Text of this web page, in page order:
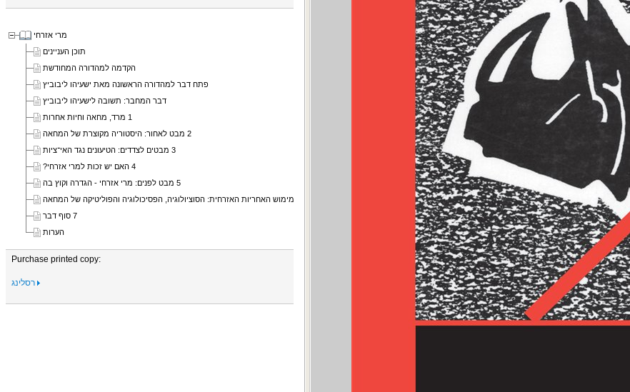
מרי אזרחי
תוכן העניינים
הקדמה למהדורה המחודשת
פתח דבר למהדורה הראשונה מאת ישעיהו ליבוביץ
דבר המחבר: תשובה לישעיהו ליבוביץ
1 מרד, מחאה וחיות אחרות
2 מבט לאחור: היסטוריה מקוצרת של המחאה
3 מבטים לצדדים: הטיעונים נגד האי־ציות
4 האם יש זכות למרי אזרחי?
5 מבט לפנים: מרי אזרחי - הגדרה וקוץ בה
7 סוף דבר
הערות
Purchase printed copy: